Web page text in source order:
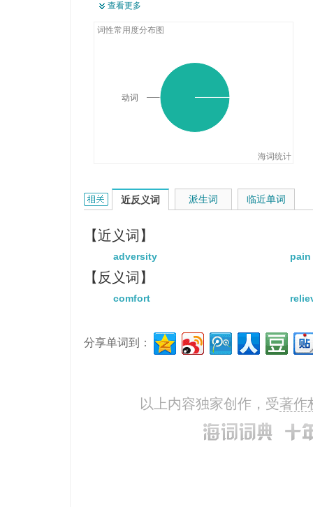
AIDS and cancer are maladies
爱滋病和癌症是折磨人类的疾病.
不会折磨得我们超过了承受能力
查看更多
词性常用度分布图
海词统计
动词
afflict的相关资料：
近反义词
【近义词】
adversity pain
【反义词】
comfort
派生词 临近单词
分享单词到：
以上内容独家创作，受著作